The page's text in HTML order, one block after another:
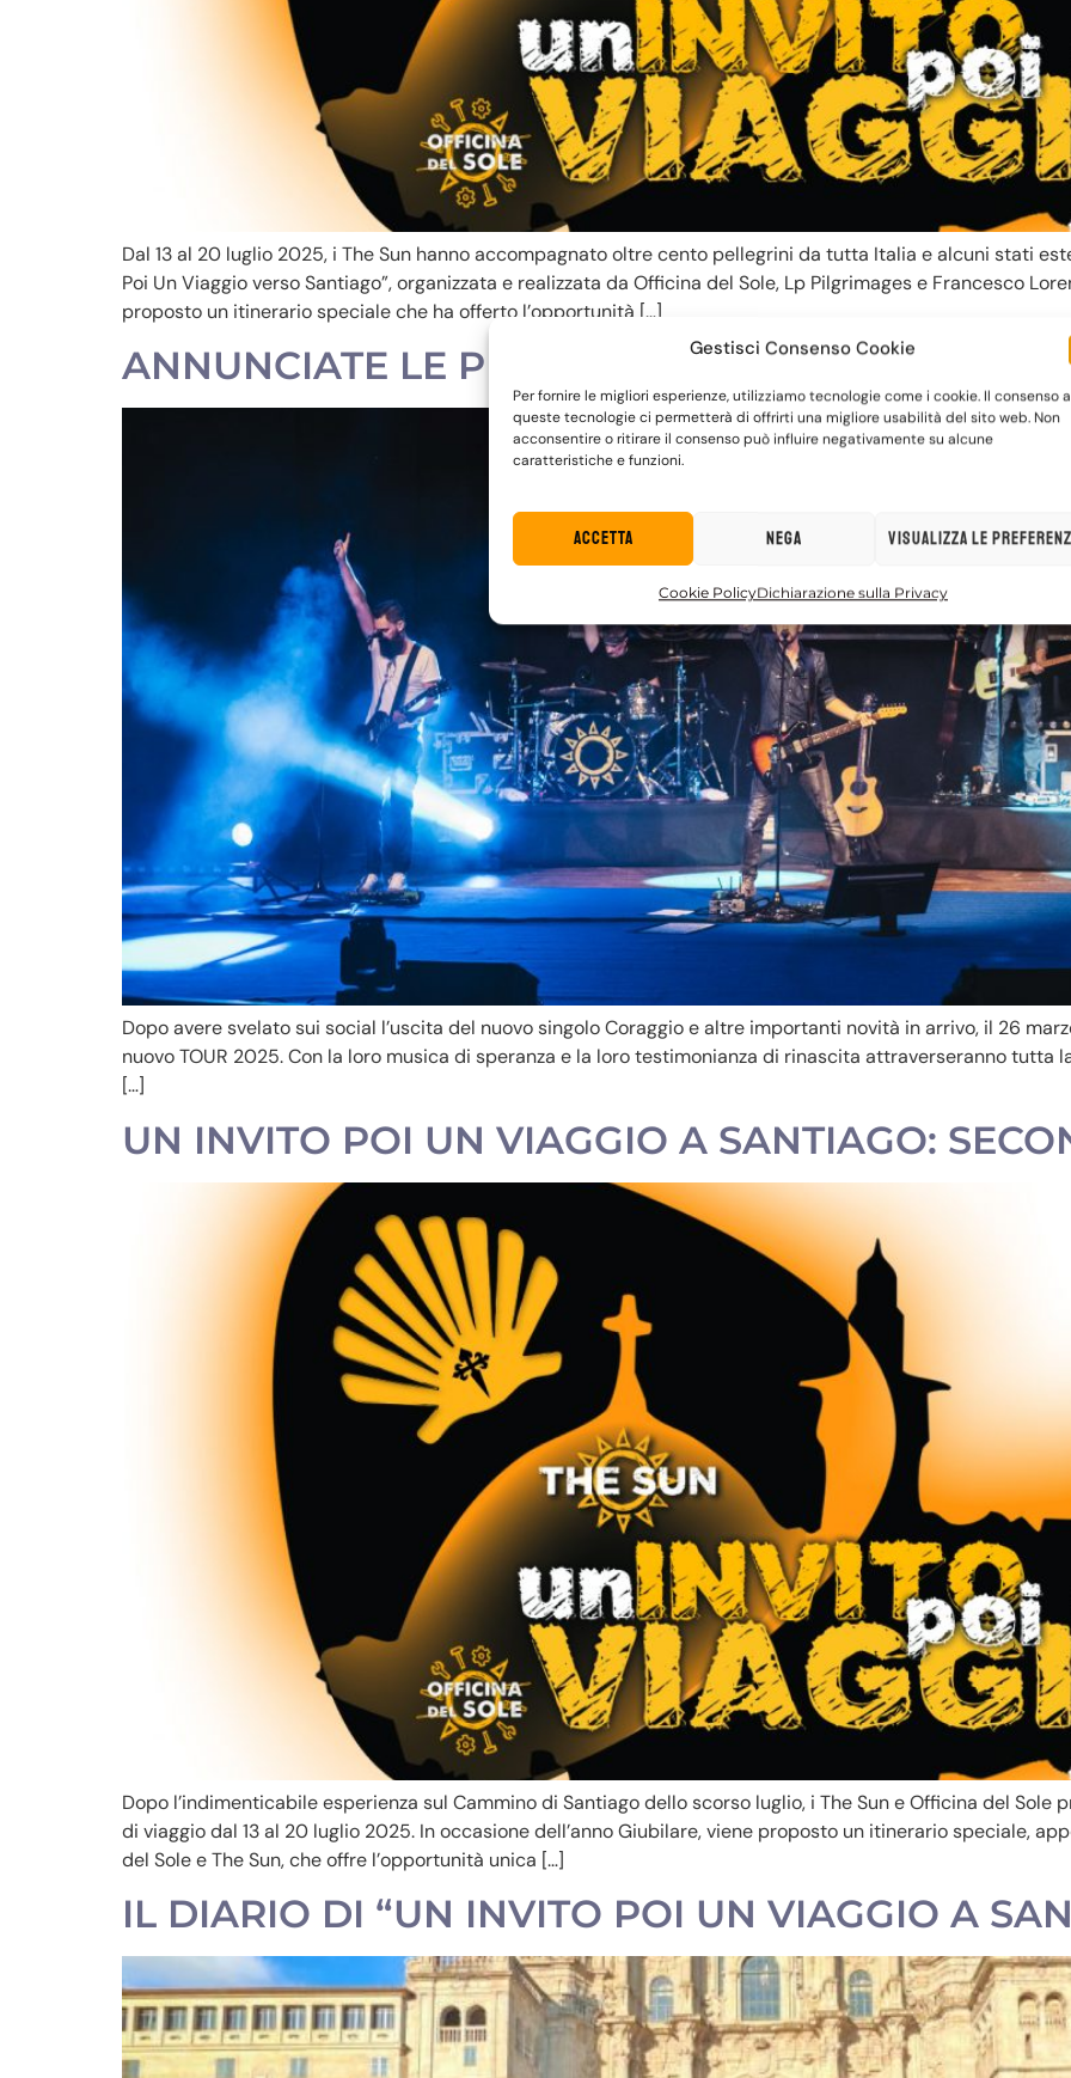
Gestisci Consenso Cookie
Per fornire le migliori esperienze, utilizziamo tecnologie come i cookie. Il consenso a
queste tecnologie ci permetterà di offrirti una migliore usabilità del sito web. Non
acconsentire o ritirare il consenso può influire negativamente su alcune
caratteristiche e funzioni.
Accetta Nega Visualizza le
Cookie PolicyDichiarazione sulla Privacy
Dal 13 al 20 luglio 2025, i The Sun hanno accompagnato oltre cento pellegrini da tutta Italia e alcuni stati
Poi Un Viaggio verso Santiago”, organizzata e realizzata da Officina del Sole, Lp Pilgrimages e Francesco
proposto un itinerario speciale che ha offerto l’opportunità […]
ANNUNCIATE LE PRIME DATE DEL TOUR 2025
Dopo avere svelato sui social l’uscita del nuovo singolo Coraggio e altre importanti novità in arrivo, il 26
nuovo TOUR 2025. Con la loro musica di speranza e la loro testimonianza di rinascita attraverseranno tutta
[…]
UN INVITO POI UN VIAGGIO A SANTIAGO:
Dopo l’indimenticabile esperienza sul Cammino di Santiago dello scorso luglio, i The Sun e Officina del
di viaggio dal 13 al 20 luglio 2025. In occasione dell’anno Giubilare, viene proposto un itinerario speciale,
del Sole e The Sun, che offre l’opportunità unica […]
IL DIARIO DI “UN INVITO POI UN VIAGGIO A